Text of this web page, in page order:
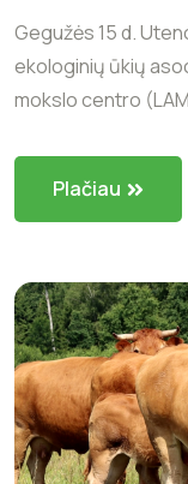
Gegužės 15 d.
ekologinių ūkių
mokslo centro
Plačiau